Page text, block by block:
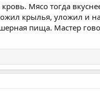
Мясо тогда
крылья, уложил и
пища. Мастер